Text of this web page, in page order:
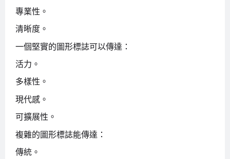
專業性。
清晰度。
一個堅實的圖形標誌可以傳達：
活力。
多樣性。
現代感。
可擴展性。
複雜的圖形標誌能傳達：
傳統。